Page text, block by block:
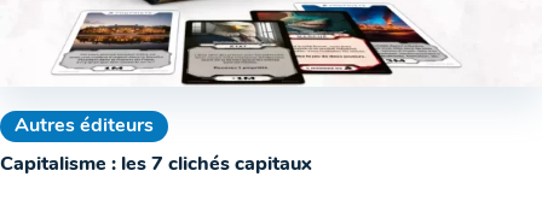
Autres éditeurs
Capitalisme : les 7 clichés capitaux